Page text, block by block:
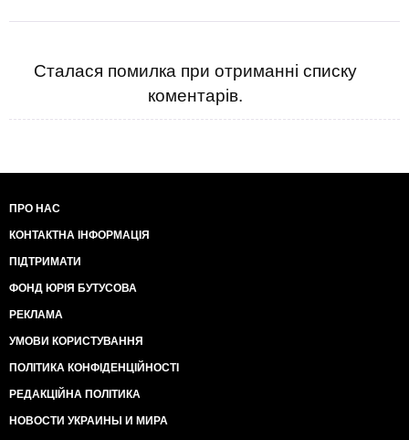
Сталася помилка при отриманні списку
коментарів.
ПРО НАС
КОНТАКТНА ІНФОРМАЦІЯ
ПІДТРИМАТИ
ФОНД ЮРІЯ БУТУСОВА
РЕКЛАМА
УМОВИ КОРИСТУВАННЯ
ПОЛІТИКА КОНФІДЕНЦІЙНОСТІ
РЕДАКЦІЙНА ПОЛІТИКА
НОВОСТИ УКРАИНЫ И МИРА